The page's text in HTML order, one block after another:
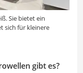
Sie bietet ein
sich für kleinere
gibt es?